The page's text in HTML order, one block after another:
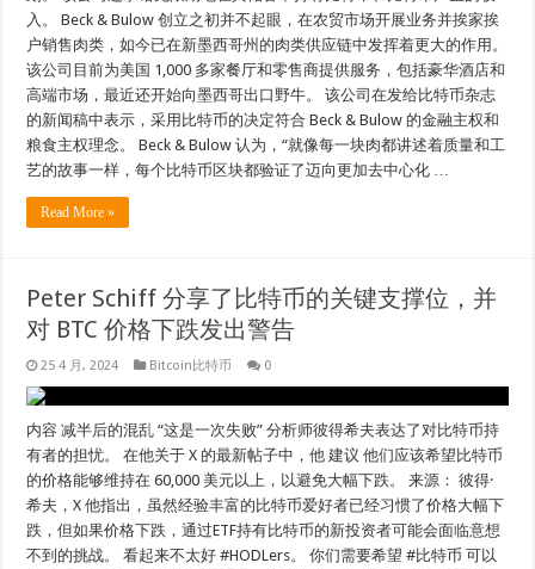
入。 Beck & Bulow 创立之初并不起眼，在农贸市场开展业务并挨家挨
户销售肉类，如今已在新墨西哥州的肉类供应链中发挥着更大的作用。
该公司目前为美国 1,000 多家餐厅和零售商提供服务，包括豪华酒店和
高端市场，最近还开始向墨西哥出口野牛。 该公司在发给比特币杂志
的新闻稿中表示，采用比特币的决定符合 Beck & Bulow 的金融主权和
粮食主权理念。 Beck & Bulow 认为，“就像每一块肉都讲述着质量和工
艺的故事一样，每个比特币区块都验证了迈向更加去中心化 …
Read More »
Peter Schiff 分享了比特币的关键支撑位，并
对 BTC 价格下跌发出警告
25 4 月, 2024 Bitcoin比特币 0
内容 减半后的混乱 “这是一次失败” 分析师彼得希夫表达了对比特币持
有者的担忧。 在他关于 X 的最新帖子中，他 建议 他们应该希望比特币
的价格能够维持在 60,000 美元以上，以避免大幅下跌。 来源： 彼得·
希夫，X 他指出，虽然经验丰富的比特币爱好者已经习惯了价格大幅下
跌，但如果价格下跌，通过ETF持有比特币的新投资者可能会面临意想
不到的挑战。 看起来不太好 #HODLers。 你们需要希望 #比特币 可以